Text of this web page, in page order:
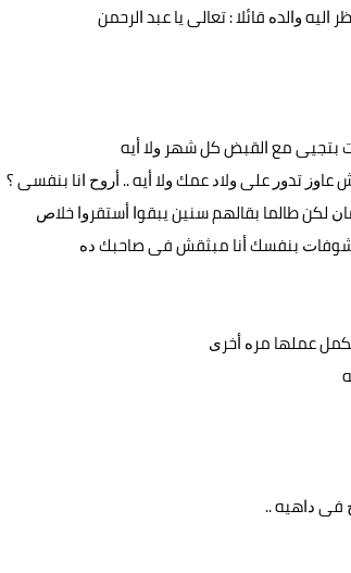
ﻭﺍﻟﺪﻩ ﻗﺎﺋﻼ : ﺗﻌﺎﻟﻰ ﻳﺎ ﻋﺒﺪ ﺍﻟﺮﺣﻤﻦ
ﺑﺘﺠﻴﻰ ﻣﻊ ﺍﻟﻘﺒﺾ ﻛﻞ ﺷﻬﺮ ﻭﻻ ﺃﻳﻪ
ﺗﺪﻭﺭ ﻋﻠﻰ ﻭﻻﺩ ﻋﻤﻚ ﻭﻻ ﺃﻳﻪ .. ﺃﺭﻭﺡ ﺍﻧﺎ ﺑﻨﻔﺴﻰ ؟
ﻟﻜﻦ ﻃﺎﻟﻤﺎ ﺑﻘﺎﻟﻬﻢ ﺳﻨﻴﻦ ﻳﺒﻘﻮﺍ ﺃﺳﺘﻘﺮﻭﺍ ﺧﻼﺹ
ﺑﻨﻔﺴﻚ ﺃﻧﺎ ﻣﺒﺜﻘﺶ ﻓﻰ ﺻﺎﺣﺒﻚ ﺩﻩ
ﻋﻤﻠﻬﺎ ﻣﺮﻩ ﺃﺧﺮﻯ
ﻓﻰ ﺩﺍﻫﻴﻪ ..